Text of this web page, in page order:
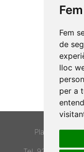
Fem
de
lloc
per a
Plaça Narcisa